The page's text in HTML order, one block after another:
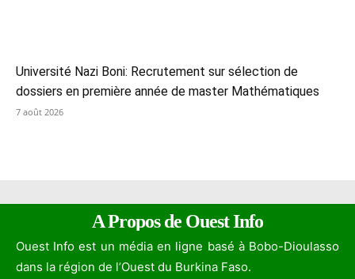
Université Nazi Boni: Recrutement sur sélection de
dossiers en première année de master Mathématiques
7 août 2026
A Propos de Ouest Info
Ouest Info est un média en ligne basé à Bobo-Dioulasso
dans la région de l’Ouest du Burkina Faso.